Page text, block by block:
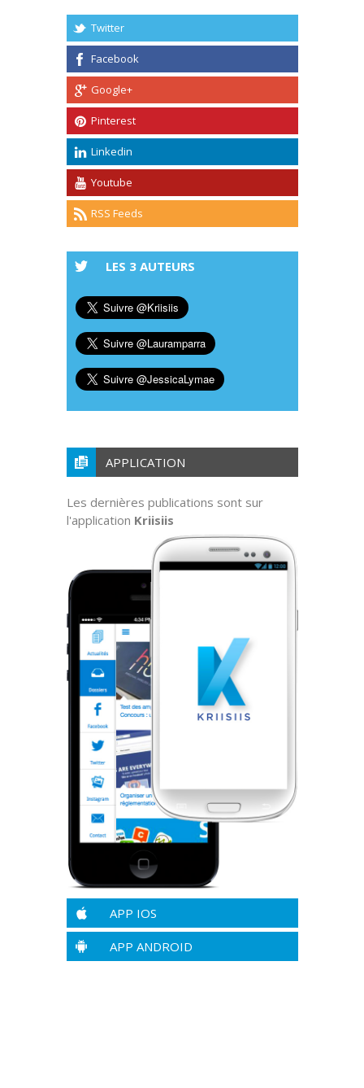
Twitter
Facebook
Google+
Pinterest
Linkedin
Youtube
RSS Feeds
LES 3 AUTEURS
APPLICATION
Les dernières publications sont sur
l'application Kriisiis
APP IOS
APP ANDROID